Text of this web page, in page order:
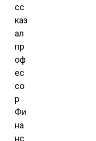
сс
каз
ал
пр
оф
ес
со
р
Фи
на
нс